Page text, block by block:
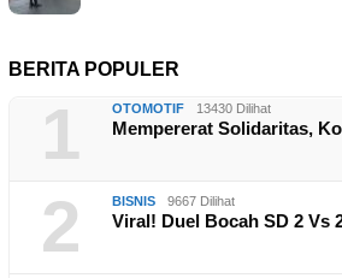
BERITA POPULER
1 OTOMOTIF 13430 Dilihat
Mempererat Solidaritas,
2 BISNIS 9667 Dilihat
Viral! Duel Bocah SD 2 Vs